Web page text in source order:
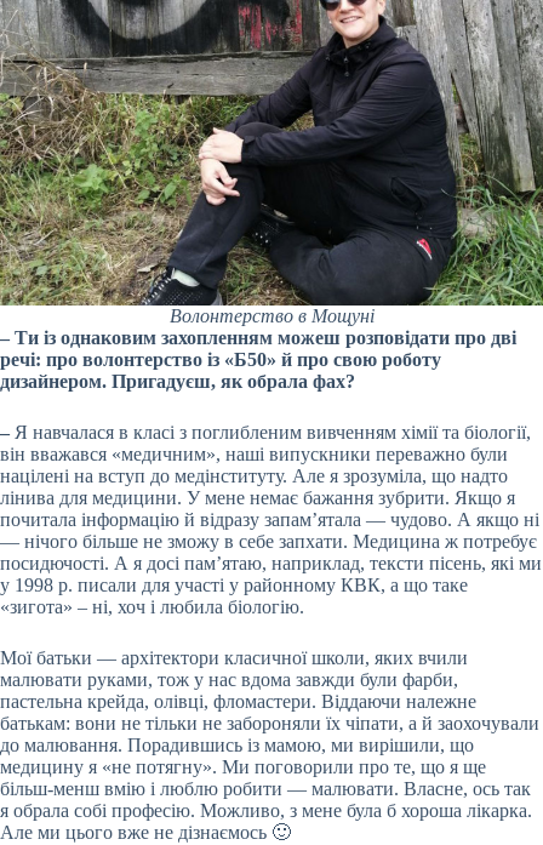
Волонтерство в Мощуні
– Ти із однаковим захопленням можеш розповідати про дві
речі: про волонтерство із «Б50» й про свою роботу
дизайнером. Пригадуєш, як обрала фах?
– Я навчалася в класі з поглибленим вивченням хімії та біології,
він вважався «медичним», наші випускники переважно були
націлені на вступ до медінституту. Але я зрозуміла, що надто
лінива для медицини. У мене немає бажання зубрити. Якщо я
почитала інформацію й відразу запам’ятала — чудово. А якщо ні
— нічого більше не зможу в себе запхати. Медицина ж потребує
посидючості. А я досі пам’ятаю, наприклад, тексти пісень, які ми
у 1998 р. писали для участі у районному КВК, а що таке
«зигота» – ні, хоч і любила біологію.
Мої батьки — архітектори класичної школи, яких вчили
малювати руками, тож у нас вдома завжди були фарби,
пастельна крейда, олівці, фломастери. Віддаючи належне
батькам: вони не тільки не забороняли їх чіпати, а й заохочували
до малювання. Порадившись із мамою, ми вирішили, що
медицину я «не потягну». Ми поговорили про те, що я ще
більш-менш вмію і люблю робити — малювати. Власне, ось так
я обрала собі професію. Можливо, з мене була б хороша лікарка.
Але ми цього вже не дізнаємось 🙂